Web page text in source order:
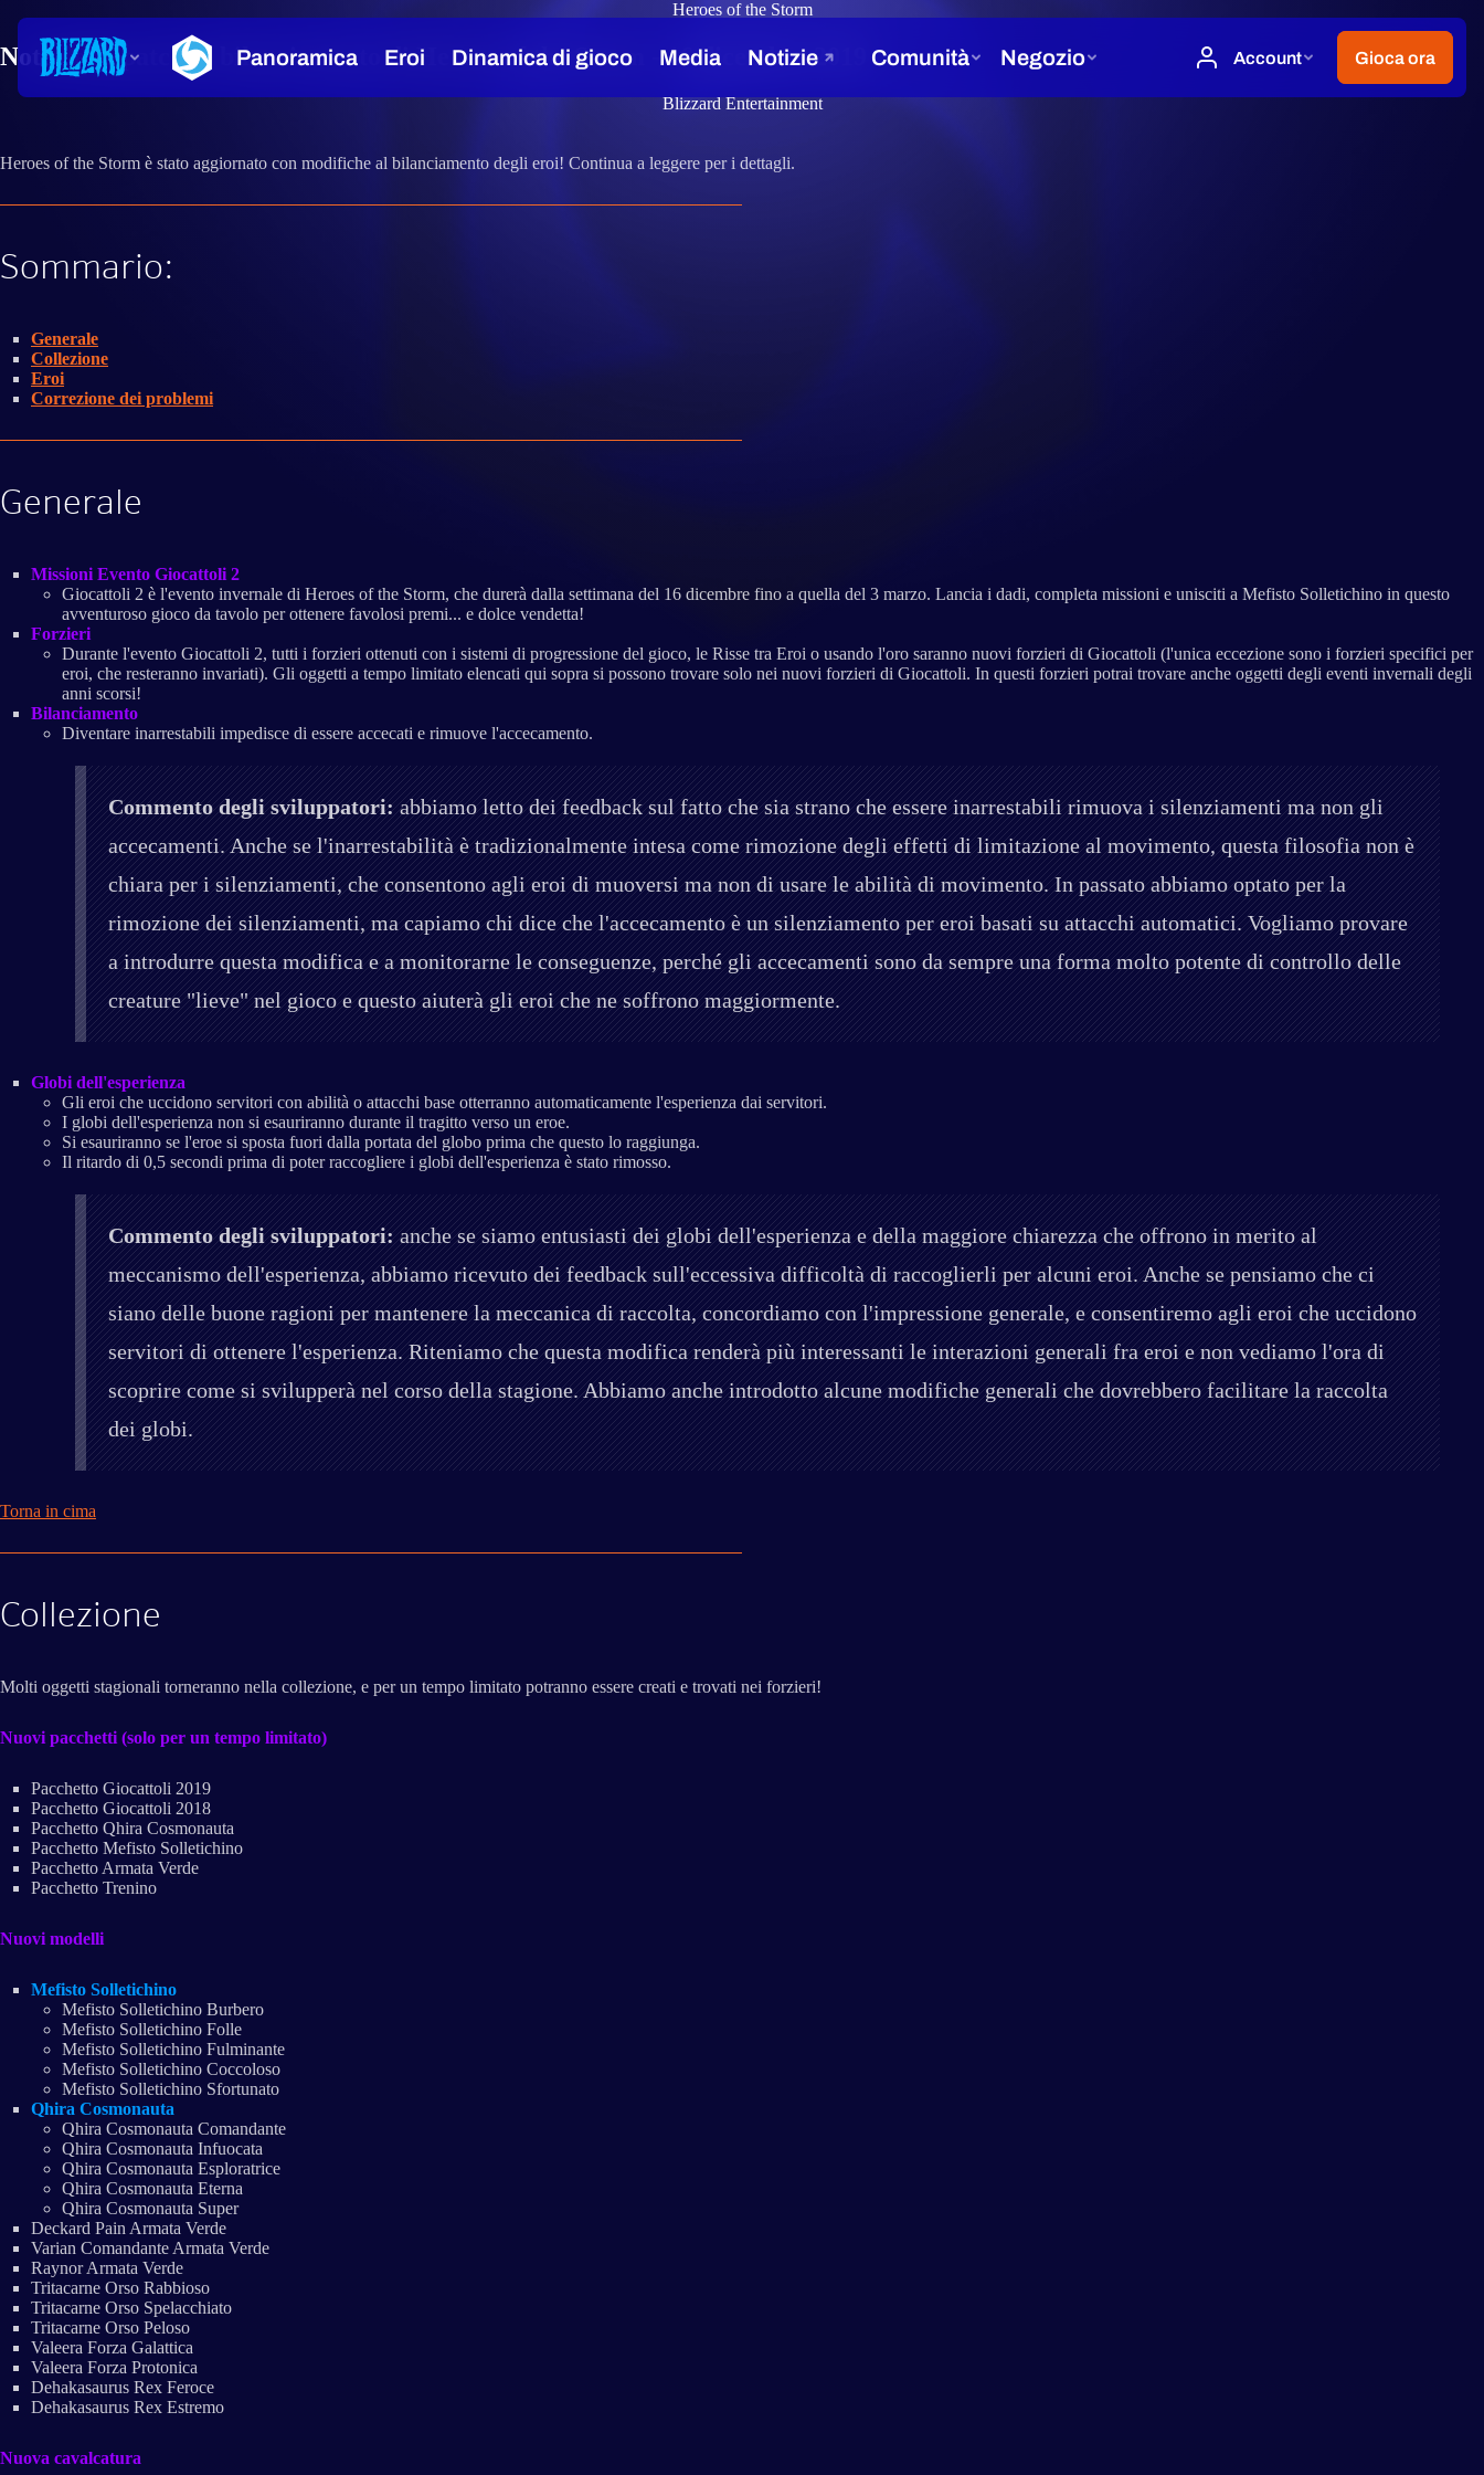
Heroes of the Storm
Note della patch di bilanciamento di Heroes of the Storm - 16 dicembre 2019
Blizzard Entertainment
Heroes of the Storm è stato aggiornato con modifiche al bilanciamento degli eroi! Continua a leggere per i dettagli.
Sommario:
Generale
Collezione
Eroi
Correzione dei problemi
Generale
Missioni Evento Giocattoli 2
Giocattoli 2 è l'evento invernale di Heroes of the Storm, che durerà dalla settimana del 16 dicembre fino a quella del 3 marzo. Lancia i dadi, completa missioni e unisciti a Mefisto Solletichino in questo
avventuroso gioco da tavolo per ottenere favolosi premi... e dolce vendetta!
Forzieri
Durante l'evento Giocattoli 2, tutti i forzieri ottenuti con i sistemi di progressione del gioco, le Risse tra Eroi o usando l'oro saranno nuovi forzieri di Giocattoli (l'unica eccezione sono i forzieri specifici per
eroi, che resteranno invariati). Gli oggetti a tempo limitato elencati qui sopra si possono trovare solo nei nuovi forzieri di Giocattoli. In questi forzieri potrai trovare anche oggetti degli eventi invernali degli
anni scorsi!
Bilanciamento
Diventare inarrestabili impedisce di essere accecati e rimuove l'accecamento.
Commento degli sviluppatori:abbiamo letto dei feedback sul fatto che sia strano che essere inarrestabili rimuova i silenziamenti ma non gli
accecamenti. Anche se l'inarrestabilità è tradizionalmente intesa come rimozione degli effetti di limitazione al movimento, questa filosofia non è
chiara per i silenziamenti, che consentono agli eroi di muoversi ma non di usare le abilità di movimento. In passato abbiamo optato per la
rimozione dei silenziamenti, ma capiamo chi dice che l'accecamento è un silenziamento per eroi basati su attacchi automatici. Vogliamo provare
a introdurre questa modifica e a monitorarne le conseguenze, perché gli accecamenti sono da sempre una forma molto potente di controllo delle
creature "lieve" nel gioco e questo aiuterà gli eroi che ne soffrono maggiormente.
Globi dell'esperienza
Gli eroi che uccidono servitori con abilità o attacchi base otterranno automaticamente l'esperienza dai servitori.
I globi dell'esperienza non si esauriranno durante il tragitto verso un eroe.
Si esauriranno se l'eroe si sposta fuori dalla portata del globo prima che questo lo raggiunga.
Il ritardo di 0,5 secondi prima di poter raccogliere i globi dell'esperienza è stato rimosso.
Commento degli sviluppatori:anche se siamo entusiasti dei globi dell'esperienza e della maggiore chiarezza che offrono in merito al
meccanismo dell'esperienza, abbiamo ricevuto dei feedback sull'eccessiva difficoltà di raccoglierli per alcuni eroi. Anche se pensiamo che ci
siano delle buone ragioni per mantenere la meccanica di raccolta, concordiamo con l'impressione generale, e consentiremo agli eroi che uccidono
servitori di ottenere l'esperienza. Riteniamo che questa modifica renderà più interessanti le interazioni generali fra eroi e non vediamo l'ora di
scoprire come si svilupperà nel corso della stagione. Abbiamo anche introdotto alcune modifiche generali che dovrebbero facilitare la raccolta
dei globi.
Torna in cima
Collezione
Molti oggetti stagionali torneranno nella collezione, e per un tempo limitato potranno essere creati e trovati nei forzieri!
Nuovi pacchetti (solo per un tempo limitato)
Pacchetto Giocattoli 2019
Pacchetto Giocattoli 2018
Pacchetto Qhira Cosmonauta
Pacchetto Mefisto Solletichino
Pacchetto Armata Verde
Pacchetto Trenino
Nuovi modelli
Mefisto Solletichino
Mefisto Solletichino Burbero
Mefisto Solletichino Folle
Mefisto Solletichino Fulminante
Mefisto Solletichino Coccoloso
Mefisto Solletichino Sfortunato
Qhira Cosmonauta
Qhira Cosmonauta Comandante
Qhira Cosmonauta Infuocata
Qhira Cosmonauta Esploratrice
Qhira Cosmonauta Eterna
Qhira Cosmonauta Super
Deckard Pain Armata Verde
Varian Comandante Armata Verde
Raynor Armata Verde
Tritacarne Orso Rabbioso
Tritacarne Orso Spelacchiato
Tritacarne Orso Peloso
Valeera Forza Galattica
Valeera Forza Protonica
Dehakasaurus Rex Feroce
Dehakasaurus Rex Estremo
Nuova cavalcatura